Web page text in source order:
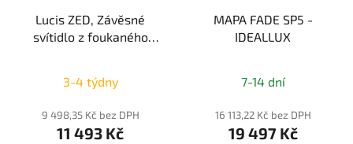
Lucis ZED, Závěsné
svítidlo z foukaného
3-4 týdny
9 498,35 Kč bez DPH
11 493 Kč
MAPA FADE SP5 -
IDEALLUX
7-14 dní
16 113,22 Kč bez DPH
19 497 Kč